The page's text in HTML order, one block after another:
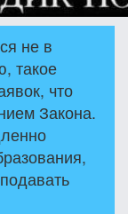
не в
такое
что
Закона.